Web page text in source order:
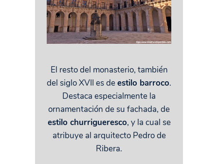
El resto del monasterio, también
del siglo XVII es deestilo barroco.
Destaca especialmente la
ornamentación de su fachada, de
estilo churrigueresco, y la cual se
atribuye al arquitecto Pedro de
Ribera.